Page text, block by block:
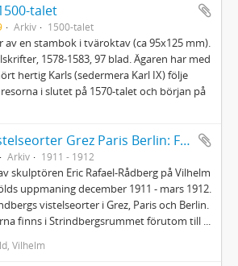
talet
Arkiv 1500-talet
av en stambok i tväroktav (ca 95x125 mm).
1578-1583, 97 blad. Ägaren har med
hertig Karls (sedermera Karl IX) följe
i slutet på 1570-talet och början på
Strindbergs vistelseorter Grez Paris Berlin: Fotografier av Eric Rafael Rådberg
Arkiv 1911 - 1912
skulptören Eric Rafael-Rådberg på Vilhelm
uppmaning december 1911 - mars 1912.
vistelseorter i Grez, Paris och Berlin.
finns i Strindbergsrummet förutom till
Vilhelm